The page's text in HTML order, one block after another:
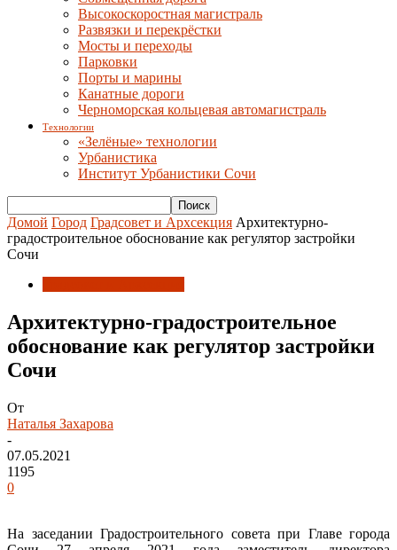
Высокоскоростная магистраль
Развязки и перекрёстки
Мосты и переходы
Парковки
Порты и марины
Канатные дороги
Черноморская кольцевая автомагистраль
Технологии
«Зелёные» технологии
Урбанистика
Институт Урбанистики Сочи
Домой Город Градсовет и Архсекция Архитектурно-
градостроительное обоснование как регулятор застройки
Сочи
Архитектурно-градостроительное
обоснование как регулятор застройки
Сочи
От
Наталья Захарова
-
07.05.2021
1195
0
На заседании Градостроительного совета при Главе города